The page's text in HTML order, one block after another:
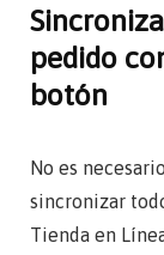
pedido
botón
No es
sincronizar
Tienda en